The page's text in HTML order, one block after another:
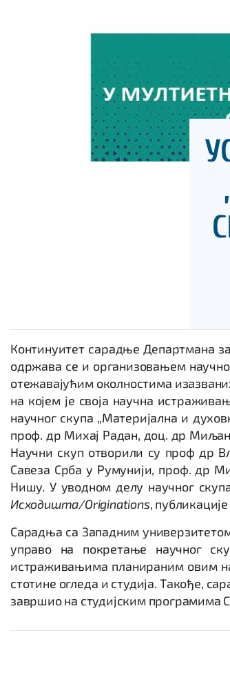
Континуитет сарадње Департмана
одржава се и организовањем
отежавајућим околностима
на којем је своја научна
научног скупа „Материјална и
проф. др Михај Радан, доц. др
Научни скуп отворили су проф др
Савеза Срба у Румунији, проф. др
Нишу. У уводном делу научног
Исходишта/Originations,
Сарадња са Западним
управо на покретање научног
истраживањима планираним овим
стотине огледа и студија. Такође,
завршио на студијским програмима